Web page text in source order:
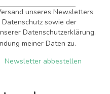
unseres Newsletters
sowie der
Datenschutzerklärung.
meiner Daten zu.
Newsletter abbestellen